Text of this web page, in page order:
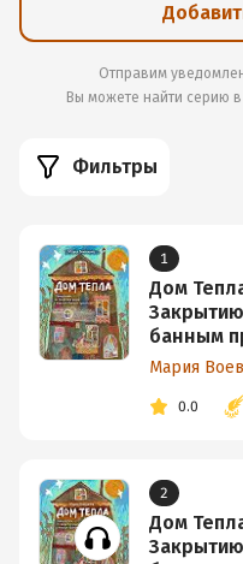
Отправим
Вы можете найти серию
Фильтры
1
Дом
банным
Мария
0.0
2
Дом